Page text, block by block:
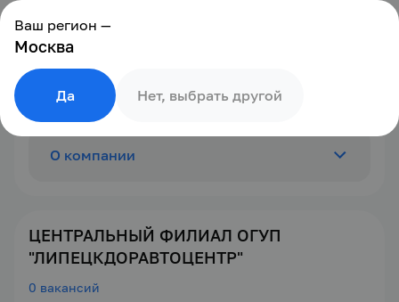
ЦЕНТРАЛЬНЫЙ ФИЛИАЛ ОГУП
"ЛИПЕЦКДОРАВТОЦЕНТР"
0 вакансий
О компании
Ваш регион —
Москва
Нет, выбрать другой
Да